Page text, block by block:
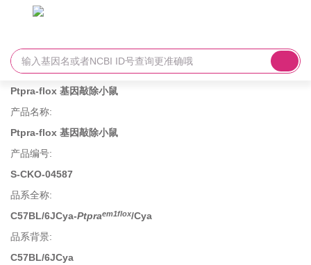
Ptpra-flox 基因敲除小鼠
产品名称:
Ptpra-flox 基因敲除小鼠
产品编号:
S-CKO-04587
品系全称:
C57BL/6JCya-Ptpraem1flox/Cya
品系背景:
C57BL/6JCya